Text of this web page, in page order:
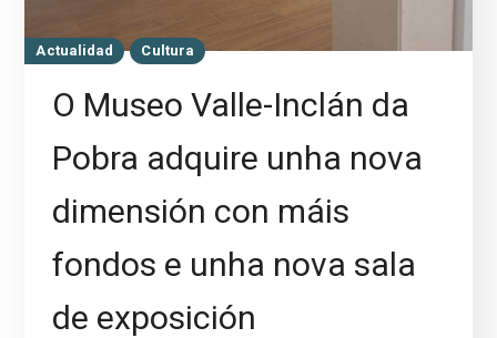
Actualidad Cultura
O Museo Valle-Inclán da
Pobra adquire unha nova
dimensión con máis
fondos e unha nova sala
de exposición